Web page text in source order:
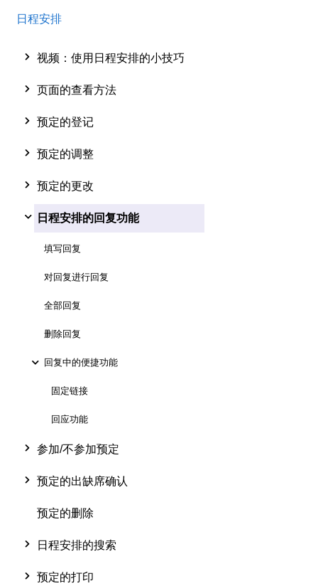
日程安排
视频：使用日程安排的小技巧
页面的查看方法
预定的登记
预定的调整
预定的更改
日程安排的回复功能
填写回复
对回复进行回复
全部回复
删除回复
回复中的便捷功能
固定链接
回应功能
参加/不参加预定
预定的出缺席确认
预定的删除
日程安排的搜索
预定的打印